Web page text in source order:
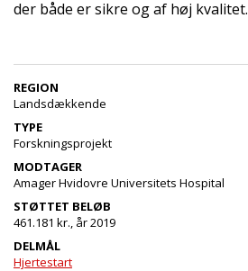
der både er sikre og af høj kvalitet.
REGION
Landsdækkende
TYPE
Forskningsprojekt
MODTAGER
Amager Hvidovre Universitets Hospital
STØTTET BELØB
461.181 kr., år 2019
DELMÅL
Hjertestart